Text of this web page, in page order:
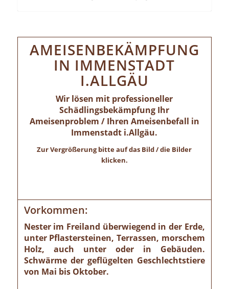
AMEISENBEKÄMPFUNG
IN IMMENSTADT
I.ALLGÄU
Wir lösen mit professioneller
Schädlingsbekämpfung Ihr
Ameisenproblem / Ihren Ameisenbefall in
Immenstadt i.Allgäu.
Zur Vergrößerung bitte auf das Bild / die Bilder
klicken.
Vorkommen:
Nester im Freiland überwiegend in der Erde,
unter Pflastersteinen, Terrassen, morschem
Holz, auch unter oder in Gebäuden.
Schwärme der geflügelten Geschlechtstiere
von Mai bis Oktober.